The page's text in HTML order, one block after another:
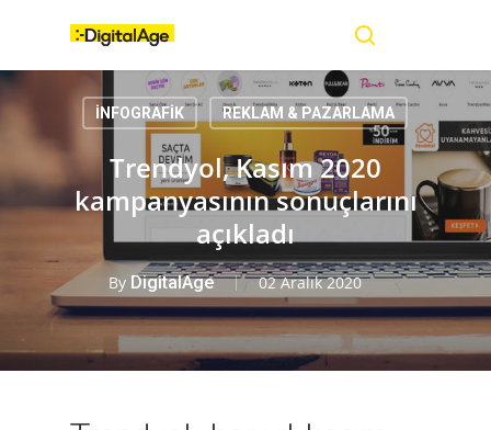
content
İNFOGRAFİK REKLAM & PAZARLAMA
Trendyol, Kasım 2020
kampanyasının sonuçlarını
açıkladı
By DigitalAge 02 Aralık 2020